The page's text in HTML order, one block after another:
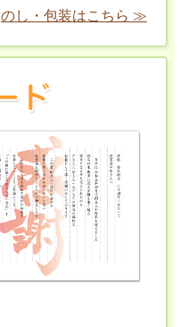
のし・包装はこちら ≫